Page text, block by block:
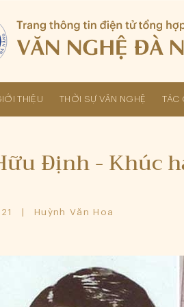
THIỆU THỜI SỰ VĂN NGHỆ TÁC
Định - Khúc
Huỳnh Văn Hoa